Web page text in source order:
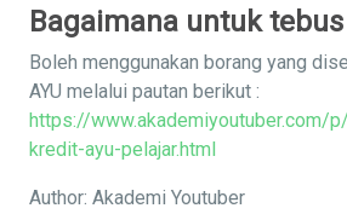
Bagaimana untuk
Boleh menggunakan borang yang
AYU melalui pautan berikut :
https://www.akademiyoutuber.com/
kredit-ayu-pelajar.html
Author: Akademi Youtuber